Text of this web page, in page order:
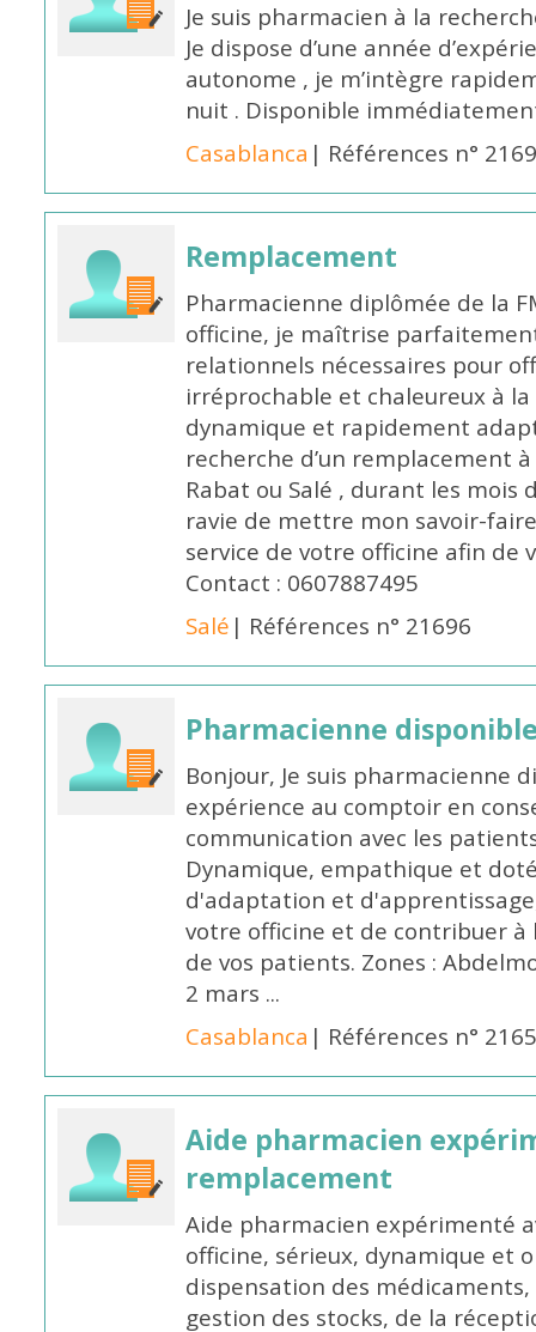
Je suis pharmacien à la
Je dispose d’une année
autonome , je m’intègre
nuit . Disponible
Casablanca | Références n°
Remplacement
Pharmacienne diplômée de la
officine, je maîtrise
relationnels nécessaires pour
irréprochable et chaleureux à
dynamique et rapidement
recherche d’un remplacement
Rabat ou Salé , durant les mois
ravie de mettre mon savoir-
service de votre officine afin de
Contact : 0607887495
Salé | Références n° 21696
Pharmacienne
Bonjour, Je suis pharmacienne
expérience au comptoir en
communication avec les
Dynamique, empathique et
d'adaptation et
votre officine et de contribuer
de vos patients. Zones :
2 mars ...
Casablanca | Références n°
Aide pharmacien
remplacement
Aide pharmacien expérimenté
officine, sérieux, dynamique et
dispensation des
gestion des stocks, de la